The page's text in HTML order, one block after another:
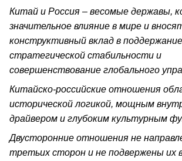
Китай и Россия – весомые державы,
значительное влияние в мире и
конструктивный вклад в
стратегической стабильности и
совершенствование глобального
Китайско-российские отношения
исторической логикой, мощным
драйвером и глубоким культурным
Двусторонние отношения не
третьих сторон и не подвержены их